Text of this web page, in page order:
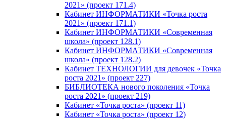
2021» (проект 171.4)
Кабинет ИНФОРМАТИКИ «Точка роста
2021» (проект 171.1)
Кабинет ИНФОРМАТИКИ «Современная
школа» (проект 128.1)
Кабинет ИНФОРМАТИКИ «Современная
школа» (проект 128.2)
Кабинет ТЕХНОЛОГИИ для девочек «Точка
роста 2021» (проект 227)
БИБЛИОТЕКА нового поколения «Точка
роста 2021» (проект 219)
Кабинет «Точка роста» (проект 11)
Кабинет «Точка роста» (проект 12)